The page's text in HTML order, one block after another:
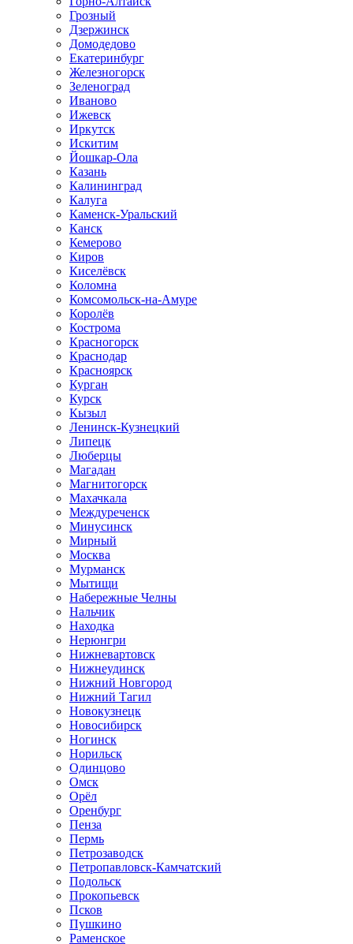
Грозный
Дзержинск
Домодедово
Екатеринбург
Железногорск
Зеленоград
Иваново
Ижевск
Иркутск
Искитим
Йошкар-Ола
Казань
Калининград
Калуга
Каменск-Уральский
Канск
Кемерово
Киров
Киселёвск
Коломна
Комсомольск-на-Амуре
Королёв
Кострома
Красногорск
Краснодар
Красноярск
Курган
Курск
Кызыл
Ленинск-Кузнецкий
Липецк
Люберцы
Магадан
Магнитогорск
Махачкала
Междуреченск
Минусинск
Мирный
Москва
Мурманск
Мытищи
Набережные Челны
Нальчик
Находка
Нерюнгри
Нижневартовск
Нижнеудинск
Нижний Новгород
Нижний Тагил
Новокузнецк
Новосибирск
Ногинск
Норильск
Одинцово
Омск
Орёл
Оренбург
Пенза
Пермь
Петрозаводск
Петропавловск-Камчатский
Подольск
Прокопьевск
Псков
Пушкино
Раменское